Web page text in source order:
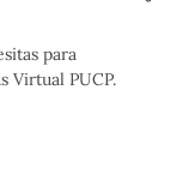
para
Virtual PUCP.